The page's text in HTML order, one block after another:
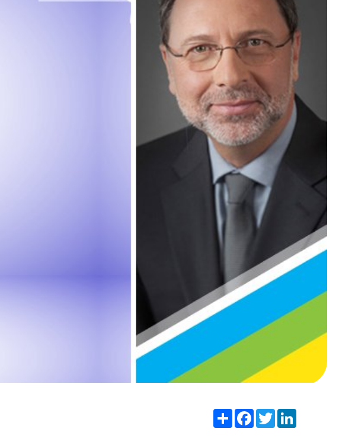
Share Facebook
Twitter